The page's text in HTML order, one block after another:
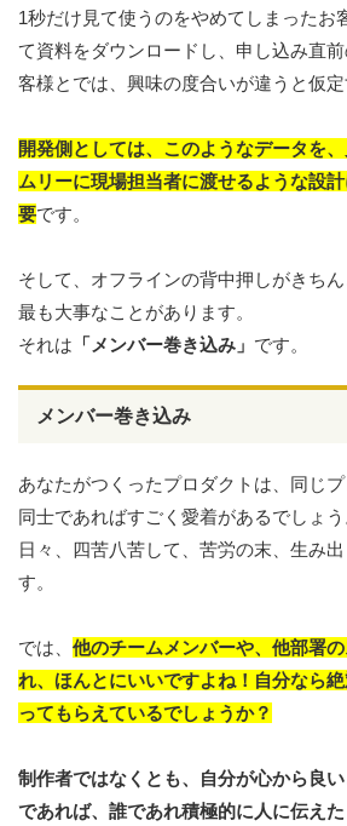
1秒だけ見て使うのをやめてしまったお
て資料をダウンロードし、申し込み直
客様とでは、興味の度合いが違うと仮定
開発側としては、このようなデータを
ムリーに現場担当者に渡せるような設
要です。
そして、オフラインの背中押しがきちん
最も大事なことがあります。
それは 「メンバー巻き込み」 です。
メンバー巻き込み
あなたがつくったプロダクトは、同じ
同士であればすごく愛着があるでしょう
日々、四苦八苦して、苦労の末、生み
す。
では、 他のチームメンバーや、他部署
れ、ほんとにいいですよね！自分なら
ってもらえているでしょうか？
制作者ではなくとも、自分が心から良
であれば、誰であれ積極的に人に伝え